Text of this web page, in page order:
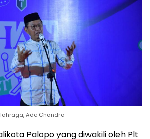
Ade Chandra
Palopo yang diwakili oleh Plt